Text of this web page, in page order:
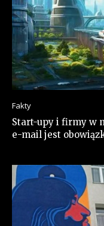
Fakty
Start-upy i firmy w
e-mail jest